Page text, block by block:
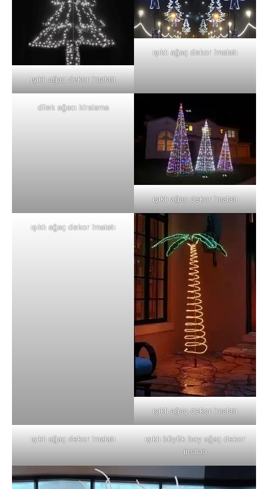
ışıklı ağaç dekor imalatı
ışıklı ağaç dekor imalatı
dilek ağacı kiralama
ışıklı ağaç dekor imalatı
ışıklı ağaç dekor imalatı
ışıklı ağaç dekor imalatı
ışıklı ağaç dekor imalatı
ışıklı büyük boy ağaç dekor
imalatı